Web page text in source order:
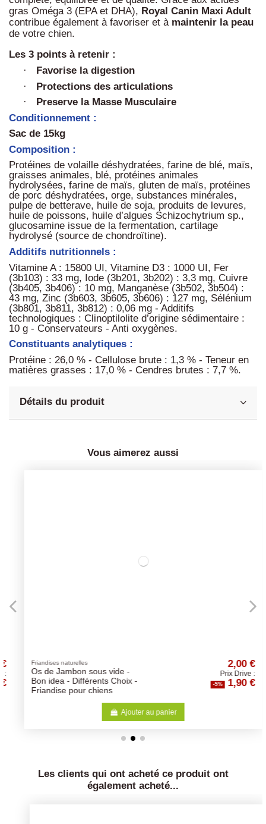
gras Oméga 3 (EPA et DHA), Royal Canin Maxi Adult
contribue également à favoriser et à maintenir la peau
de votre chien.
Les 3 points à retenir :
· Favorise la digestion
· Protections des articulations
·
Preserve la Masse Musculaire
Conditionnement :
Sac de 15kg
Composition :
Protéines de volaille déshydratées, farine de blé, maïs,
graisses animales, blé, protéines animales
hydrolysées, farine de maïs, gluten de maïs, protéines
de porc déshydratées, orge, substances minérales,
pulpe de betterave, huile de soja, produits de levures,
huile de poissons, huile d’algues Schizochytrium sp.,
glucosamine issue de la fermentation, cartilage
hydrolysé (source de chondroïtine).
Additifs nutritionnels :
Vitamine A : 15800 UI, Vitamine D3 : 1000 UI, Fer
(3b103) : 33 mg, Iode (3b201, 3b202) : 3,3 mg, Cuivre
(3b405, 3b406) : 10 mg, Manganèse (3b502, 3b504) :
43 mg, Zinc (3b603, 3b605, 3b606) : 127 mg, Sélénium
(3b801, 3b811, 3b812) : 0,06 mg - Additifs
technologiques : Clinoptilolite d’origine sédimentaire :
10 g - Conservateurs - Anti oxygènes.
Constituants analytiques :
Protéine : 26,0 % - Cellulose brute : 1,3 % - Teneur en
matières grasses : 17,0 % - Cendres brutes : 7,7 %.
Détails du produit
Vous aimerez aussi
Friandises naturelles
Os de Jambon sous vide -
Bon idea - Différents Choix -
Friandise pour chiens
2,00 €
Prix Drive :
1,90 €
Ajouter au panier
Les clients qui ont acheté ce produit ont
également acheté...